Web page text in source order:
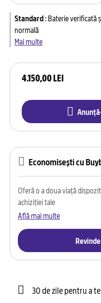
4.150,00 LEI
Standard:Baterie verificată
normală
Mai multe
Economisești cu
Oferă o a doua viață
achiziției tale
Află mai multe
30 de zile pentru a